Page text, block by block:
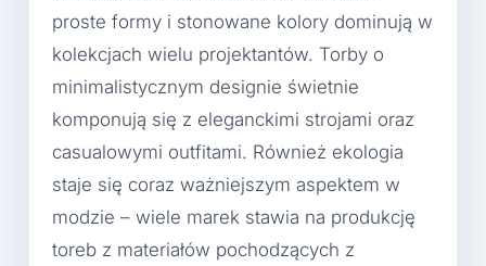
proste formy i stonowane kolory dominują w
kolekcjach wielu projektantów. Torby o
minimalistycznym designie świetnie
komponują się z eleganckimi strojami oraz
casualowymi outfitami. Również ekologia
staje się coraz ważniejszym aspektem w
modzie – wiele marek stawia na produkcję
toreb z materiałów pochodzących z